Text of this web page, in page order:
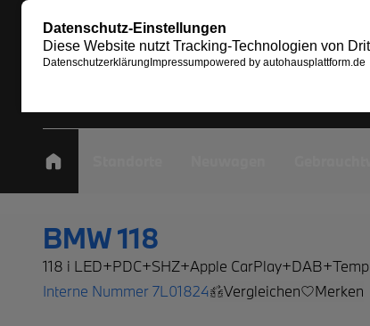
BMW 118
118 i LED+PDC+SHZ+Apple CarPlay+DAB+Temp
Interne Nummer 7L01824
Vergleichen Merken